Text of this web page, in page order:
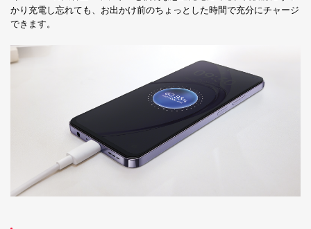
かり充電し忘れても、お出かけ前のちょっとした時間で充分にチャージ
できます。